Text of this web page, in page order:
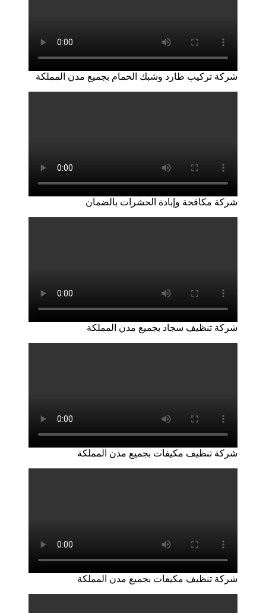
شركة تركيب طارد وشبك الحمام بجميع مدن المملكة
شركة مكافحة وإبادة الحشرات بالضمان
شركة تنظيف سجاد بجميع مدن المملكة
شركة تنظيف مكيفات بجميع مدن المملكة
شركة تنظيف مكيفات بجميع مدن المملكة